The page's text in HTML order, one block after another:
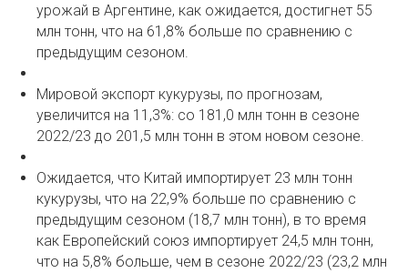
урожай в Аргентине, как ожидается, достигнет 55
млн тонн, что на 61,8% больше по сравнению с
предыдущим сезоном.
Мировой экспорт кукурузы, по прогнозам,
увеличится на 11,3%: со 181,0 млн тонн в сезоне
2022/23 до 201,5 млн тонн в этом новом сезоне.
Ожидается, что Китай импортирует 23 млн тонн
кукурузы, что на 22,9% больше по сравнению с
предыдущим сезоном (18,7 млн тонн), в то время
как Европейский союз импортирует 24,5 млн тонн,
что на 5,8% больше, чем в сезоне 2022/23 (23,2 млн